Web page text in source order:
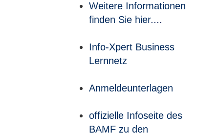
Weitere Informationen
finden Sie hier....
Info-Xpert Business
Lernnetz
Anmeldeunterlagen
offizielle Infoseite des
BAMF zu den